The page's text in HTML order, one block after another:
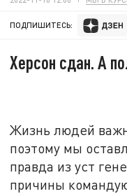
ПОДПИШИТЕСЬ:
Херсон сдан. А
Жизнь людей
поэтому мы
правда из уст
причины